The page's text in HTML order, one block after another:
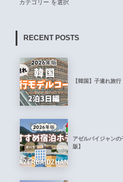
RECENT POSTS
【韓国】子連れ旅
アゼルバイジャン
版】